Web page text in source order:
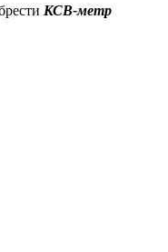
КСВ-метр